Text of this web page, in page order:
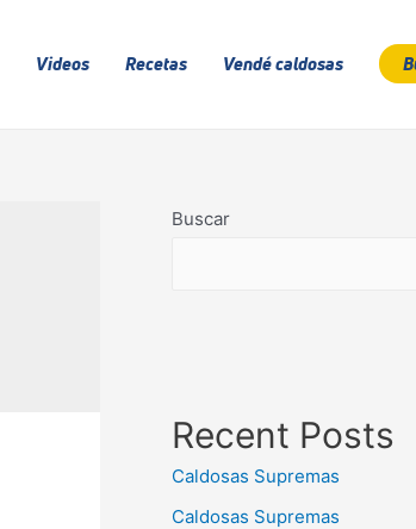
Videos Recetas Vendé caldosas
Buscar
Recent Posts
Caldosas Supremas
Caldosas Supremas